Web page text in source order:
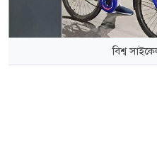
বিশ্ব